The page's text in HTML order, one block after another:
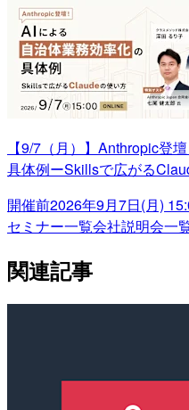
【9/7（月）】Anthropic登
具体例ーSkillsで広がる
開催前2026年9月7日(月)
セミナー一覧会社説明会一
関連記事